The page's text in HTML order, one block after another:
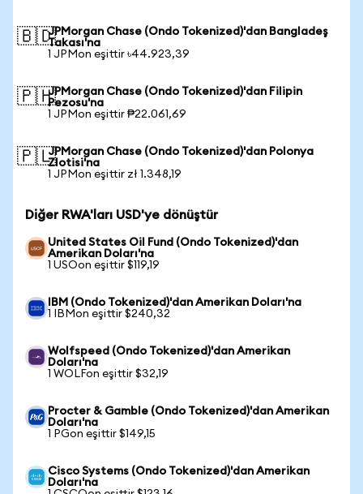
🇧🇩JPMorgan Chase (Ondo Tokenized)'dan Bangladeş
Takası'na
1 JPMon eşittir ৳44.923,39
🇵🇭JPMorgan Chase (Ondo Tokenized)'dan Filipin
Pezosu'na
1 JPMon eşittir ₱22.061,69
🇵🇱JPMorgan Chase (Ondo Tokenized)'dan Polonya
Zlotisi'na
1 JPMon eşittir zł 1.348,19
Diğer RWA'ları USD'ye dönüştür
United States Oil Fund (Ondo Tokenized)'dan
Amerikan Doları'na
1 USOon eşittir $119,19
IBM (Ondo Tokenized)'dan Amerikan Doları'na
1 IBMon eşittir $240,32
Wolfspeed (Ondo Tokenized)'dan Amerikan
Doları'na
1 WOLFon eşittir $32,19
Procter & Gamble (Ondo Tokenized)'dan Amerikan
Doları'na
1 PGon eşittir $149,15
Cisco Systems (Ondo Tokenized)'dan Amerikan
Doları'na